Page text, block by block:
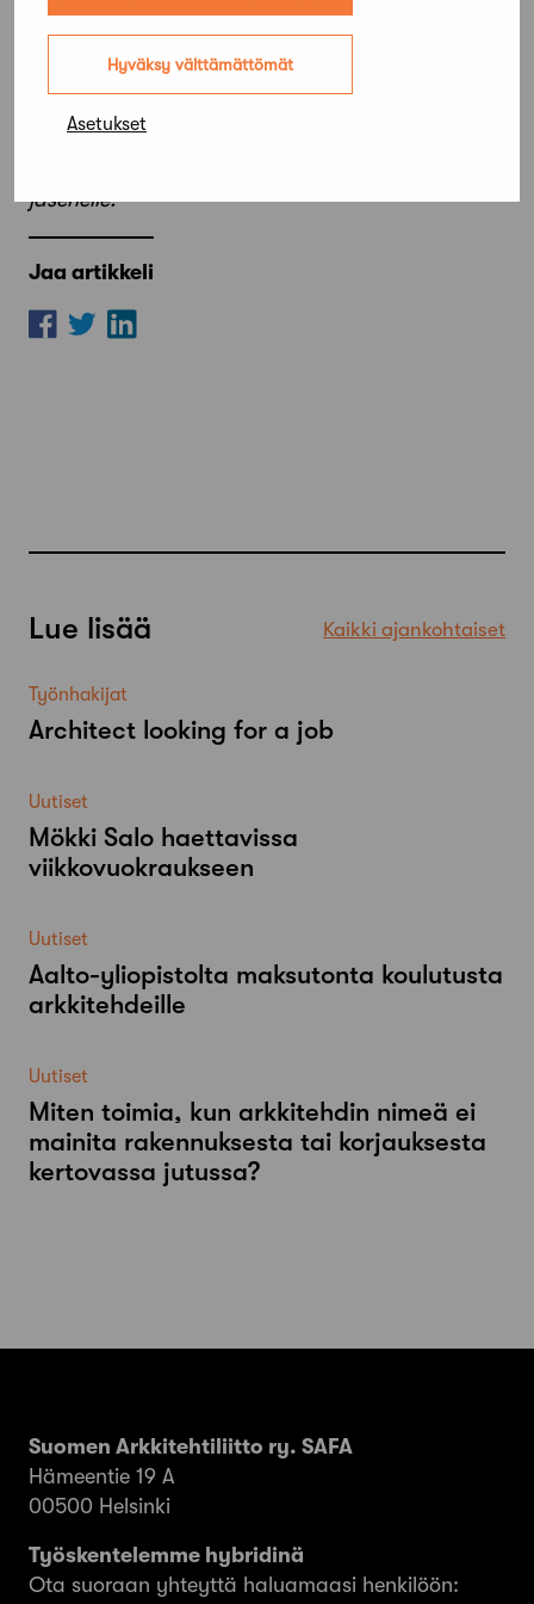
Hyväksy välttämättömät
Asetukset
Minna Borg.
Sisustusarkkitehti Carin Bryggmanin ja professori
Erik Bryggmanin rahaston apuraha jaetaan
vuorovuosin Suomen arkkitehtiliitto SAFAn ja
jäsenelle.
Jaa artikkeli
Lue lisää Kaikki ajankohtaiset
Työnhakijat
Architect looking for a job
Uutiset
Mökki Salo haettavissa
viikkovuokraukseen
Uutiset
Aalto-​yliopistolta maksutonta koulutusta
arkkitehdeille
Uutiset
Miten toimia, kun arkkitehdin nimeä ei
mainita rakennuksesta tai korjauksesta
kertovassa jutussa?
Suomen Arkkitehtiliitto ry. SAFA
Hämeentie 19 A
00500 Helsinki
Työskentelemme hybridinä
Ota suoraan yhteyttä haluamaasi henkilöön: